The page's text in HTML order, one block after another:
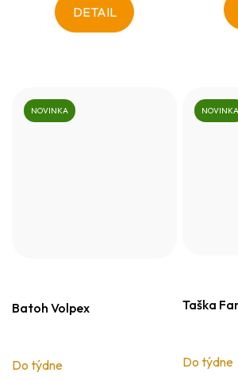
DETAIL
NOVINKA
Batoh Volpex
Do týdne
NOVINKA
Taška
Do týdne